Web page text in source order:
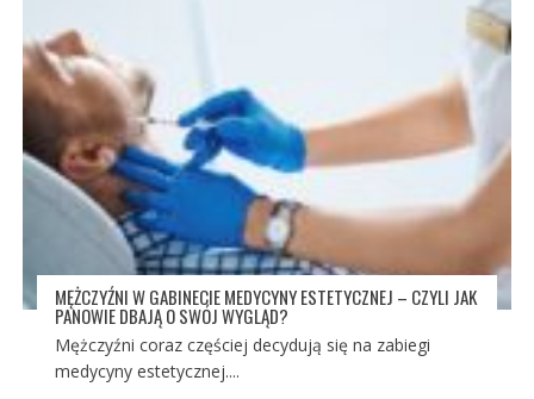
MĘŻCZYŹNI W GABINECIE MEDYCYNY ESTETYCZNEJ – CZYLI JAK
PANOWIE DBAJĄ O SWÓJ WYGLĄD?
Mężczyźni coraz częściej decydują się na zabiegi
medycyny estetycznej....